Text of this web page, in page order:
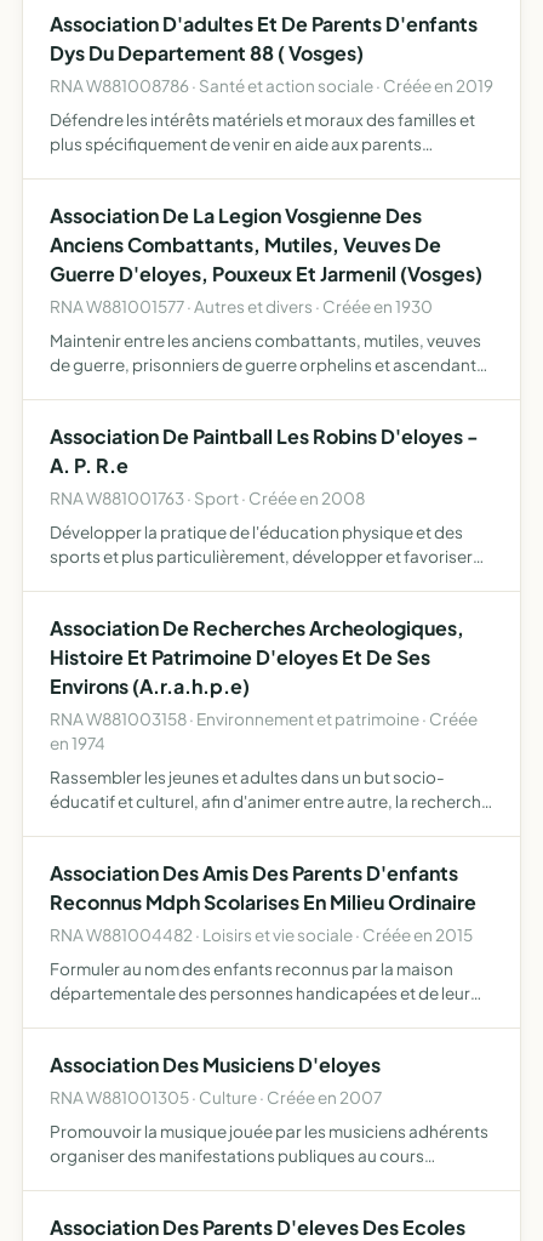
Association D'adultes Et De Parents D'enfants
Dys Du Departement 88 ( Vosges)
RNA W881008786 · Santé et action sociale · Créée en 2019
Défendre les intérêts matériels et moraux des familles et
plus spécifiquement de venir en aide aux parents
Association De La Legion Vosgienne Des
Anciens Combattants, Mutiles, Veuves De
Guerre D'eloyes, Pouxeux Et Jarmenil (Vosges)
RNA W881001577 · Autres et divers · Créée en 1930
Maintenir entre les anciens combattants, mutiles, veuves
de guerre, prisonniers de guerre orphelins et ascendants
Association De Paintball Les Robins D'eloyes -
A. P. R.e
RNA W881001763 · Sport · Créée en 2008
Développer la pratique de l'éducation physique et des
sports et plus particulièrement, développer et favoriser
Association De Recherches Archeologiques,
Histoire Et Patrimoine D'eloyes Et De Ses
Environs (A.r.a.h.p.e)
RNA W881003158 · Environnement et patrimoine · Créée
en 1974
Rassembler les jeunes et adultes dans un but socio-
éducatif et culturel, afin d'animer entre autre, la recherche
Association Des Amis Des Parents D'enfants
Reconnus Mdph Scolarises En Milieu Ordinaire
RNA W881004482 · Loisirs et vie sociale · Créée en 2015
Formuler au nom des enfants reconnus par la maison
départementale des personnes handicapées et de leur
Association Des Musiciens D'eloyes
RNA W881001305 · Culture · Créée en 2007
Promouvoir la musique jouée par les musiciens adhérents
organiser des manifestations publiques au cours
production e…
Association Des Parents D'eleves Des Ecoles